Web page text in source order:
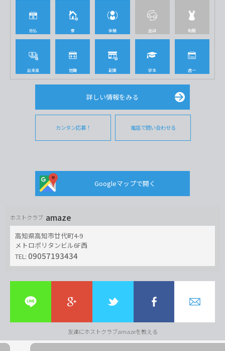
日払 寮 体験 送迎 制服
出来高 短期 副業 学生 週一
詳しい情報をみる
カンタン応募！ 電話で問い合わせる
Googleマップで開く
ホストクラブ amaze
高知県高知市廿代町4-9
メトロポリタンビル6F西
TEL: 09057193434
友達にホストクラブamazeを教える